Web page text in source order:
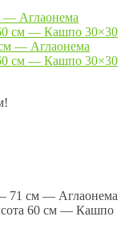
71 см — Аглаонема
60 см — Кашпо